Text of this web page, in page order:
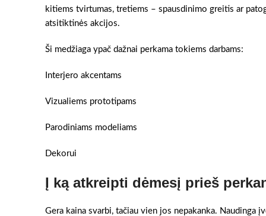
kitiems tvirtumas, tretiems – spausdinimo greitis ar
atsitiktinės akcijos.
Ši medžiaga ypač dažnai perkama tokiems darbams:
Interjero akcentams
Vizualiems prototipams
Parodiniams modeliams
Dekorui
Į ką atkreipti dėmesį prieš
Gera kaina svarbi, tačiau vien jos nepakanka.